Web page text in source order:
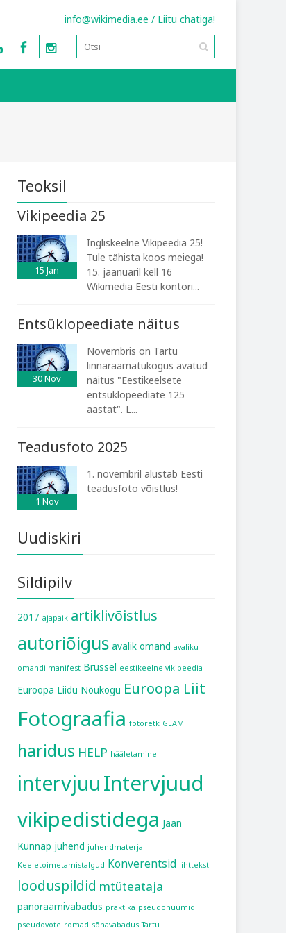
info@wikimedia.ee / Liitu chatiga!
Teoksil
Vikipeedia 25
15 Jan
Ingliskeelne Vikipeedia 25!
Tule tähista koos meiega!
15. jaanuaril kell 16
Wikimedia Eesti kontori...
Entsüklopeediate näitus
30Nov
Novembris on Tartu
linnaraamatukogus avatud
näitus "Eestikeelsete
entsüklopeediate 125
aastat". L...
Teadusfoto 2025
1 Nov
1. novembril alustab Eesti
teadusfoto võistlus!
Uudiskiri
Sildipilv
2017 ajapaik artiklivõistlus
autoriõigus avalik omand avaliku
omandi manifest Brüssel eestikeelne vikipeedia
Euroopa Liidu Nõukogu Euroopa Liit
Fotograafia fotoretk GLAM
haridus HELP hääletamine
intervjuuIntervjuud
vikipedistidega Jaan
Künnap juhend juhendmaterjal
Keeletoimetamistalgud Konverentsid lihttekst
looduspildid mtüteataja
panoraamivabadus praktika pseudonüümid
pseudovote romad sõnavabadus Tartu